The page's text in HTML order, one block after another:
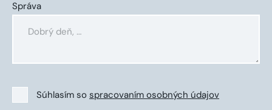
Správa
Súhlasím so spracovaním osobných údajov